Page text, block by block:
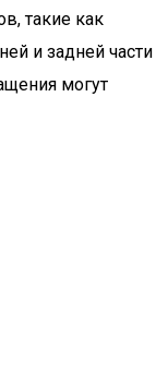
такие как
и задней части
могут